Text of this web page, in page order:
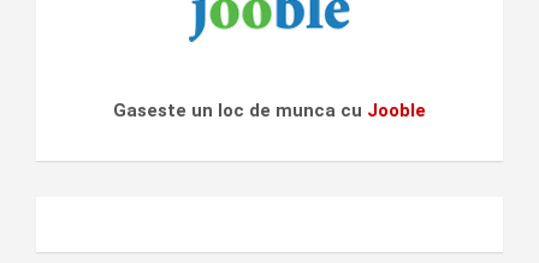
Gaseste un loc de munca cu Jooble